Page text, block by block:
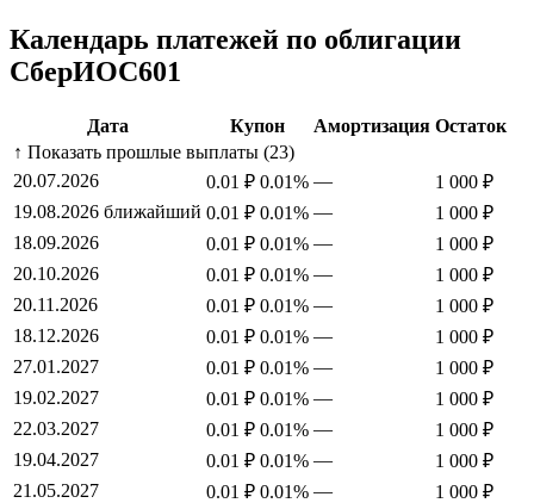
Календарь платежей по облигации
СберИОС601
Дата Купон Амортизация Остаток
↑ Показать прошлые выплаты (23)
20.07.2026
0.01 ₽ 0.01% —
1 000 ₽
19.08.2026 ближайший 0.01 ₽ 0.01% —
1 000 ₽
18.09.2026
0.01 ₽ 0.01% —
1 000 ₽
20.10.2026
0.01 ₽ 0.01% —
1 000 ₽
20.11.2026
0.01 ₽ 0.01% —
1 000 ₽
18.12.2026
0.01 ₽ 0.01% —
1 000 ₽
27.01.2027
0.01 ₽ 0.01% —
1 000 ₽
19.02.2027
0.01 ₽ 0.01% —
1 000 ₽
22.03.2027
0.01 ₽ 0.01% —
1 000 ₽
19.04.2027
0.01 ₽ 0.01% —
1 000 ₽
21.05.2027
0.01 ₽ 0.01% —
1 000 ₽